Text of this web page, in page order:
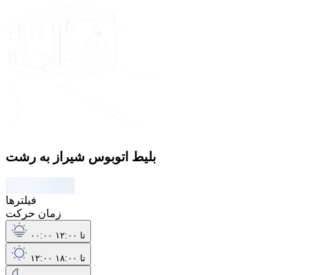
بلیط اتوبوس شیراز به رشت
فیلترها
زمان حرکت
۰۰:۰۰ تا ۱۲:۰۰
۱۲:۰۰ تا ۱۸:۰۰